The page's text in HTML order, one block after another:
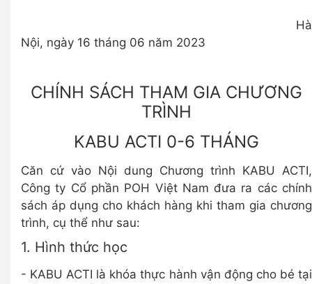
Hà
Nội, ngày 16 tháng 06 năm 2023
CHÍNH SÁCH THAM GIA CHƯƠNG
TRÌNH
KABU ACTI 0-6 THÁNG
Căn cứ vào Nội dung Chương trình KABU ACTI,
Công ty Cổ phần POH Việt Nam đưa ra các chính
sách áp dụng cho khách hàng khi tham gia chương
trình, cụ thể như sau:
1. Hình thức học
- KABU ACTI là khóa thực hành vận động cho bé tại